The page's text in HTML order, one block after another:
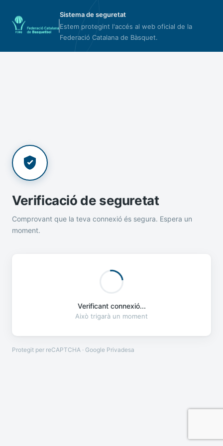
Sistema de seguretat
Estem protegint l'accés al web oficial de la
Federació Catalana de Bàsquet.
Verificació de seguretat
Comprovant que la teva connexió és segura. Espera un
moment.
Verificant connexió...
Això trigarà un moment
Protegit per reCAPTCHA · Google Privadesa